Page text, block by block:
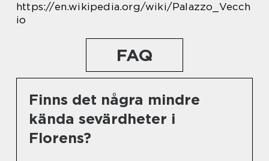
https://en.wikipedia.org/wiki/Palazzo_Vecch
io
FAQ
Finns det några mindre
kända sevärdheter i
Florens?